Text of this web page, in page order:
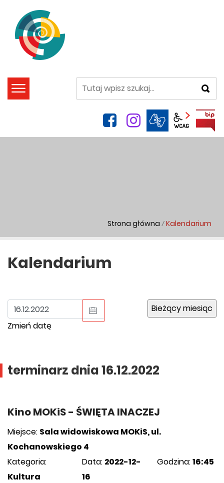
szukaj
facebookinstagram
Panel
Strona główna / Kalendarium
Kalendarium
Zmień datę
terminarz dnia16.12.2022
Kino MOKiS - ŚWIĘTA INACZEJ
Miejsce: Sala widowiskowa MOKiS, ul.
Kochanowskiego 4
Kategoria:
Kultura
Data: 2022-12-
16
Godzina:16:45